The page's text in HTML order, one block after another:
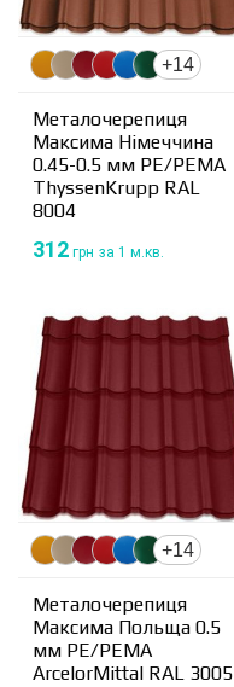
+14
Металочерепиця
Максима Німеччина
0.45-0.5 мм PE/PEMA
ThyssenKrupp RAL
8004
312 грн за 1 м.кв.
+14
Металочерепиця
Максима Польща 0.5
мм PE/PEMA
ArcelorMittal RAL 3005